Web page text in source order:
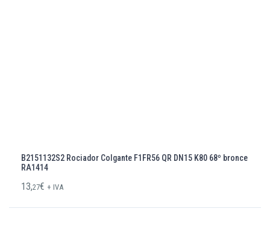
B2151132S2 Rociador Colgante F1FR56 QR DN15 K80 68º bronce
RA1414
13,27€ + IVA